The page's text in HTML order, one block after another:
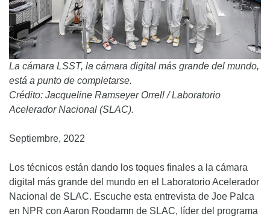
La cámara LSST, la cámara digital más grande del mundo,
está a punto de completarse.
Crédito: Jacqueline Ramseyer Orrell / Laboratorio
Acelerador Nacional (SLAC).
Septiembre, 2022
Los técnicos están dando los toques finales a la cámara
digital más grande del mundo en el Laboratorio Acelerador
Nacional de SLAC. Escuche esta entrevista de Joe Palca
en NPR con Aaron Roodamn de SLAC, líder del programa